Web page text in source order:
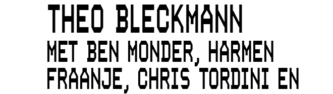
Openingstijden & contact
Bereikbaarheid
Kaartverkoop
EDUCATIE
THEO BLECKMANN
MET BEN MONDER, HARMEN
FRAANJE, CHRIS TORDINI EN